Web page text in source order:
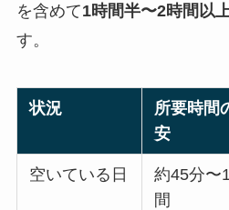
を含めて1時間半〜2時間以
す。
状況
所要時間
安
空いている日
約45分〜
間